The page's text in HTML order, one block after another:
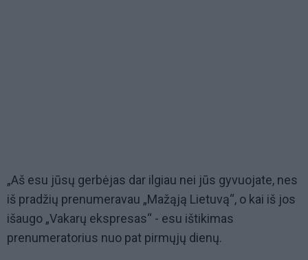
„Aš esu jūsų gerbėjas dar ilgiau nei jūs gyvuojate, nes
iš pradžių prenumeravau „Mažąją Lietuvą“, o kai iš jos
išaugo „Vakarų ekspresas“ - esu ištikimas
prenumeratorius nuo pat pirmųjų dienų.